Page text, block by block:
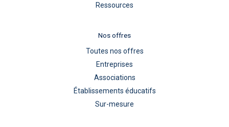
Ressources
Nos offres
Toutes nos offres
Entreprises
Associations
Établissements éducatifs
Sur-mesure